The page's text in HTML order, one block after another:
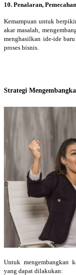
10. Penalaran,
Kemampuan untuk
akar masalah,
menghasilkan ide-ide
proses bisnis.
Strategi
Untuk mengembangkan
yang dapat dilakukan: